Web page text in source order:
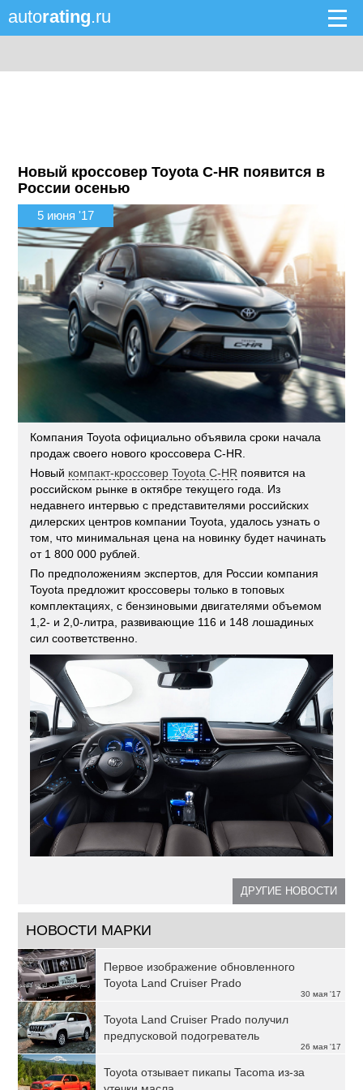
autorating.ru
Новый кроссовер Toyota C-HR появится в
России осенью
5 июня '17
Компания Toyota официально объявила сроки начала
продаж своего нового кроссовера C-HR.
Новый компакт-кроссовер Toyota C-HR появится на
российском рынке в октябре текущего года. Из
недавнего интервью с представителями российских
дилерских центров компании Toyota, удалось узнать о
том, что минимальная цена на новинку будет начинать
от 1 800 000 рублей.
По предположениям экспертов, для России компания
Toyota предложит кроссоверы только в топовых
комплектациях, с бензиновыми двигателями объемом
1,2- и 2,0-литра, развивающие 116 и 148 лошадиных
сил соответственно.
ДРУГИЕ НОВОСТИ
НОВОСТИ МАРКИ
30 мая '17
Первое изображение обновленного
Toyota Land Cruiser Prado
26 мая '17
Toyota Land Cruiser Prado получил
предпусковой подогреватель
Toyota отзывает пикапы Tacoma из-за